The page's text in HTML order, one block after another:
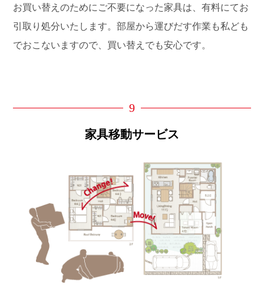
お買い替えのためにご不要になった家具は、有料にてお
引取り処分いたします。部屋から運びだす作業も私ども
でおこないますので、買い替えでも安心です。
9
家具移動サービス